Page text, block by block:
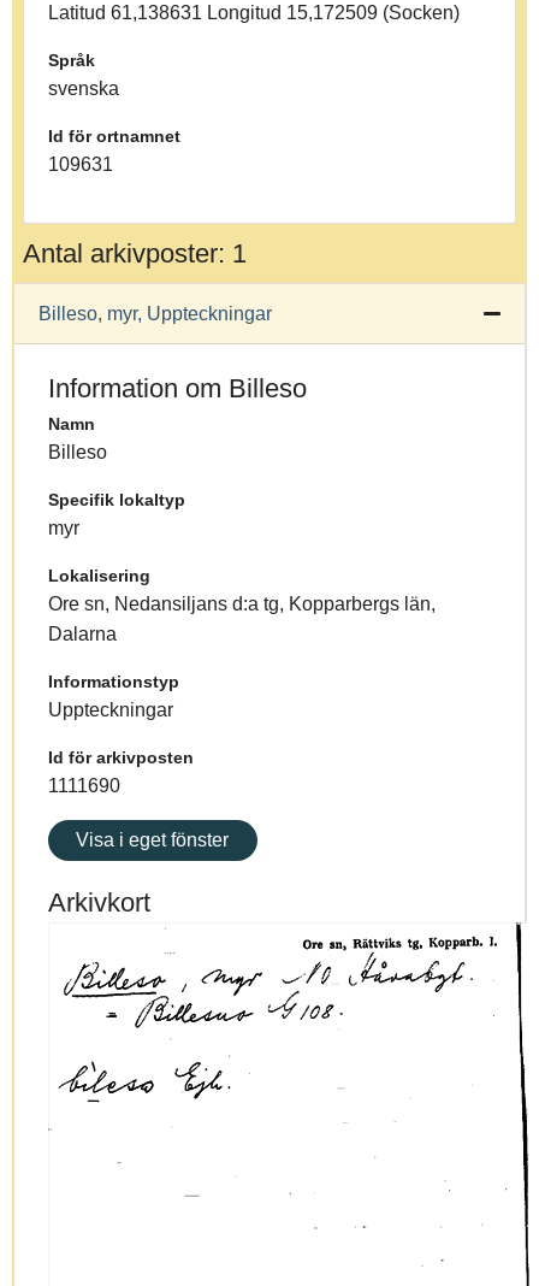
Latitud 61,138631 Longitud 15,172509 (Socken)
Språk
svenska
Id för ortnamnet
109631
Antal arkivposter: 1
Billeso, myr, Uppteckningar
Information om Billeso
Namn
Billeso
Specifik lokaltyp
myr
Lokalisering
Ore sn, Nedansiljans d:a tg, Kopparbergs län,
Dalarna
Informationstyp
Uppteckningar
Id för arkivposten
1111690
Visa i eget fönster
Arkivkort